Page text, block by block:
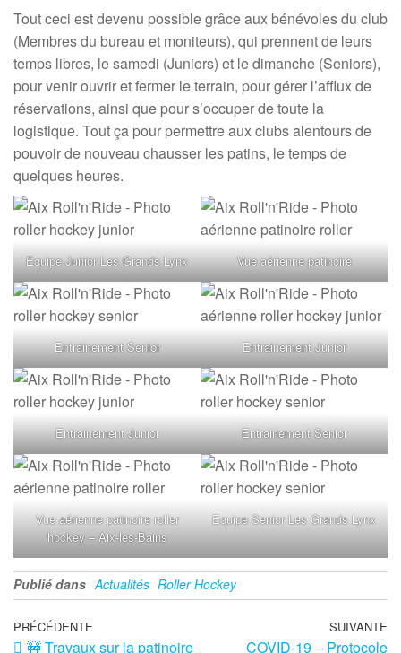
Tout ceci est devenu possible grâce aux bénévoles du club
(Membres du bureau et moniteurs), qui prennent de leurs
temps libres, le samedi (Juniors) et le dimanche (Seniors),
pour venir ouvrir et fermer le terrain, pour gérer l’afflux de
réservations, ainsi que pour s’occuper de toute la
logistique. Tout ça pour permettre aux clubs alentours de
pouvoir de nouveau chausser les patins, le temps de
quelques heures.
Equipe Junior Les Grands Lynx Vue aérienne patinoire
Entrainement Senior Entrainement Junior
Entrainement Junior Entrainement Senior
Vue aérienne patinoire roller
hockey – Aix-les-Bains
Equipe Senior Les Grands Lynx
Publié dans Actualités Roller Hockey
PRÉCÉDENTE
🚧 Travaux sur la patinoire
SUIVANTE
COVID-19 – Protocole